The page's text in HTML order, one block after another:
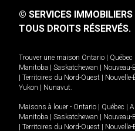
© SERVICES IMMOBILIERS
TOUS DROITS RÉSERVÉS.
Trouver une maison Ontario Québec
Manitoba
Saskatchewan
Territoires du Nord-Ouest
Yukon
Nunavut.
Maisons à louer - Ontario Québec
Manitoba
Saskatchewan
Territoires du Nord-Ouest